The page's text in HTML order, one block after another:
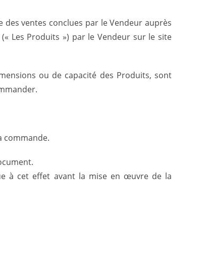
des ventes conclues par le Vendeur auprès
Les Produits ») par le Vendeur sur le site
ou de capacité des Produits, sont
commande.
à cet effet avant la mise en œuvre de la